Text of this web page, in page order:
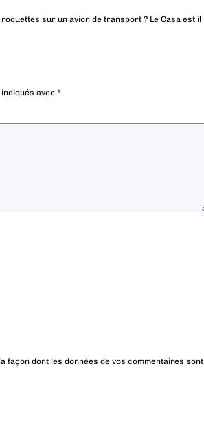
sur un avion de transport ? Le Casa est il
avec *
façon dont les données de vos commentaires sont